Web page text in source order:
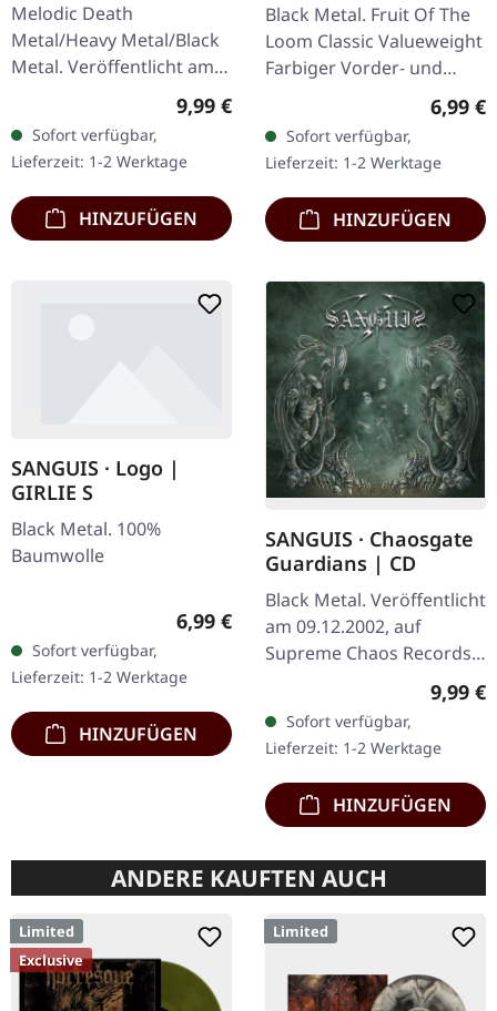
Melodic Death
Metal/Heavy Metal/Black
Metal. Veröffentlicht am
08.03.2004, auf Supreme
Chaos Records. CD im
Jewelcase mit 16-seitigem
Booklet.…
Regulärer Preis:
9,99 €
Sofort verfügbar,
Lieferzeit: 1-2 Werktage
HINZUFÜGEN
Black Metal. Fruit Of The
Loom Classic Valueweight
Farbiger Vorder- und
6,99 €
Sofort verfügbar,
Lieferzeit: 1-2 Werktage
HINZUFÜGEN
SANGUIS · Logo |
GIRLIE S
Black Metal. 100%
Baumwolle
Regulärer Preis:
6,99 €
Sofort verfügbar,
Lieferzeit: 1-2 Werktage
HINZUFÜGEN
SANGUIS · Chaosgate
Guardians | CD
Black Metal. Veröffentlicht
am 09.12.2002, auf
Supreme Chaos Records.
CD im Jewelcase mit 12-
seitigem Booklet. Wenn
österreichischer Black
Metal den…
9,99 €
Sofort verfügbar,
Lieferzeit: 1-2 Werktage
HINZUFÜGEN
ANDERE KAUFTEN AUCH
Limited
Exclusive
Limited